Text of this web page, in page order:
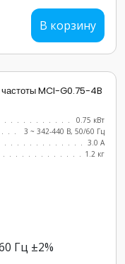
В корзину
частоты MCI-G0.75-4B
0.75 кВт
3 ~ 342-440 В, 50/60 Гц
3.0 А
1.2 кг
Гц ±2%